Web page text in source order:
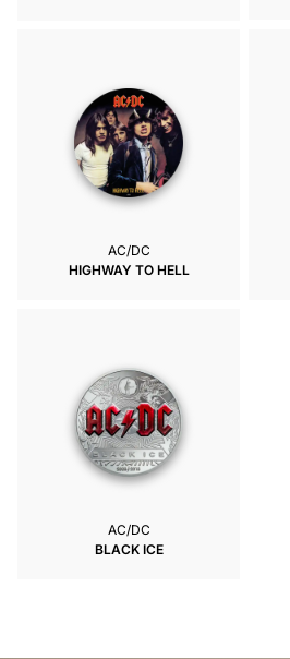
AC/DC
HIGHWAY TO HELL
AC/DC
BLACK ICE